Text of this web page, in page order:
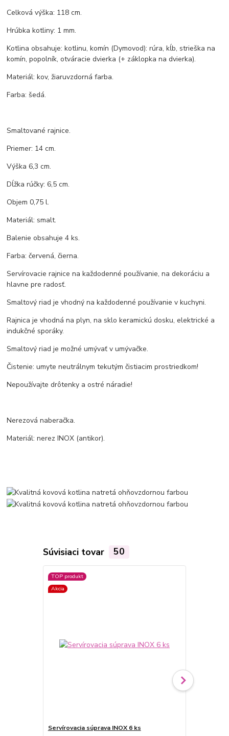
Celková výška: 118 cm.
Hrúbka kotliny: 1 mm.
Kotlina obsahuje: kotlinu, komín (Dymovod): rúra, kĺb, strieška na
komín, popolník, otváracie dvierka (+ záklopka na dvierka).
Materiál: kov, žiaruvzdorná farba.
Farba: šedá.
Smaltované rajnice.
Priemer: 14 cm.
Výška 6,3 cm.
Dĺžka rúčky: 6,5 cm.
Objem 0,75 l.
Materiál: smalt.
Balenie obsahuje 4 ks.
Farba: červená, čierna.
Servírovacie rajnice na každodenné používanie, na dekoráciu a
hlavne pre radosť.
Smaltový riad je vhodný na každodenné používanie v kuchyni.
Rajnica je vhodná na plyn, na sklo keramickú dosku, elektrické a
indukčné sporáky.
Smaltový riad je možné umývať v umývačke.
Čistenie: umyte neutrálnym tekutým čistiacim prostriedkom!
Nepoužívajte drôtenky a ostré náradie!
Nerezová naberačka.
Materiál: nerez INOX (antikor).
Súvisiaci tovar 50
TOP produkt
Akcia
Servírovacia súprava INOX 6 ks